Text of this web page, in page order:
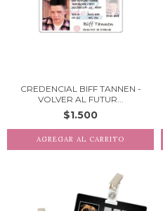
CREDENCIAL BIFF TANNEN -
VOLVER AL FUTUR...
$1.500